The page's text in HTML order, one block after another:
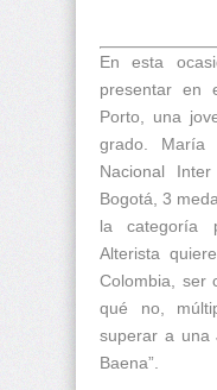
En esta
presentar en
Porto, una
grado.
Nacional
Bogotá, 3
la categoría
Alterista
Colombia, ser
qué no,
superar a una
Baena”.